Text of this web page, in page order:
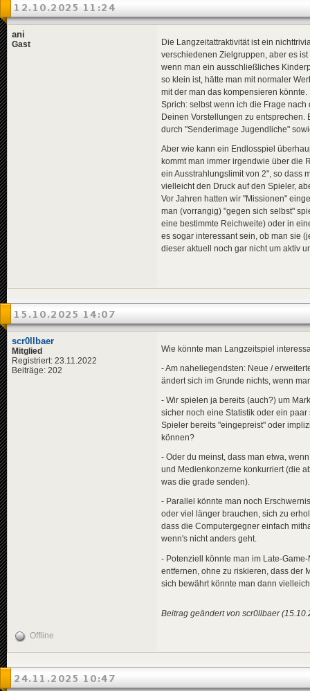
12.10.2025 11:24
ani
Gast
Die Langzeitattraktivität ist ein
verschiedenen Zielgruppen, aber es
wenn man ein ausschließliches
so klein ist, hätte man mit normaler
mit der man das kompensieren könnte.
Sprich: selbst wenn ich die Frage
Deinen Vorstellungen zu
durch "Senderimage Jugendliche"
Aber wie kann ein Endlosspiel
kommt man immer irgendwie über die
ein Ausstrahlungslimit von 2", so dass
vielleicht den Druck auf den Spieler,
Vor Jahren hatten wir "Missionen"
man (vorrangig) "gegen sich selbst"
eine bestimmte Reichweite) oder in
es sogar interessant sein, ob man sie
dieser aktuell noch gar nicht um aktiv
15.10.2025 14:07
scr0llbaer
Mitglied
Registriert: 23.11.2022
Beiträge: 202
Wie könnte man Langzeitspiel
- Am naheliegendsten: Neue /
ändert sich im Grunde nichts, wenn
- Wir spielen ja bereits (auch?) um
sicher noch eine Statistik oder ein
Spieler bereits "eingepreist" oder
können?
- Oder du meinst, dass man etwa,
und Medienkonzerne konkurriert (die
was die grade senden).
- Parallel könnte man noch
oder viel länger brauchen, sich zu
dass die Computergegner einfach
wenn's nicht anders geht.
- Potenziell könnte man im Late-
entfernen, ohne zu riskieren, dass der
sich bewährt könnte man dann
Beitrag geändert von scr0llbaer
Offline
24.11.2025 10:47